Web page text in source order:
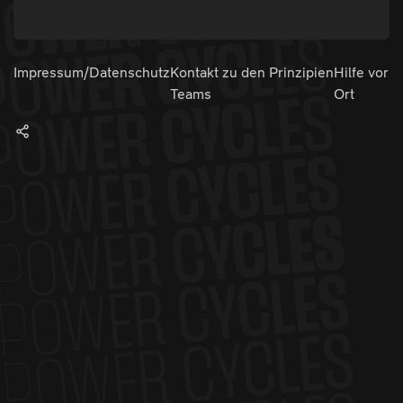
Impressum/DatenschutzKontakt zu den
Teams
PrinzipienHilfe vor
Ort